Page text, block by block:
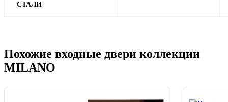
СТАЛИ
Похожие входные двери коллекции
MILANO